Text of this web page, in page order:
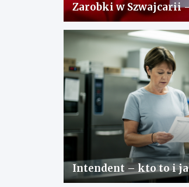
Zarobki w Szwajcarii
Intendent – kto to i